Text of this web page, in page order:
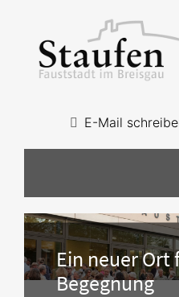
E-Mail
Ein neuer
Begegnung